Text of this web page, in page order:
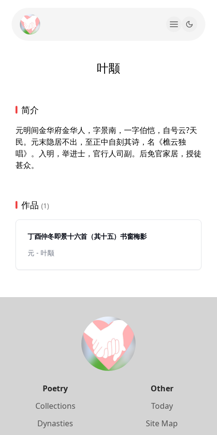
叶颙
简介
元明间金华府金华人，字景南，一字伯恺，自号云?天
民。元末隐居不出，至正中自刻其诗，名《樵云独
唱》。入明，举进士，官行人司副。后免官家居，授徒
甚众。
作品 (1)
丁酉仲冬即景十六首（其十五）书窗梅影
元 - 叶颙
Poetry
Collections
Dynasties
Other
Today
Site Map